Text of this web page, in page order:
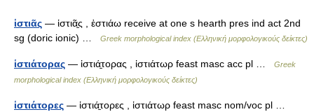
ἱστιᾶς — ἱστιᾶ̱ς , ἑστιάω receive at one s hearth pres ind act 2nd
sg (doric ionic) …
Greek morphological index (Ελληνική μορφολογικούς δείκτες)
ἱστιάτορας — ἱστιά̱τορας , ἱστιάτωρ feast masc acc pl …
Greek
morphological index (Ελληνική μορφολογικούς δείκτες)
ἱστιάτορες — ἱστιά̱τορες , ἱστιάτωρ feast masc nom/voc pl …